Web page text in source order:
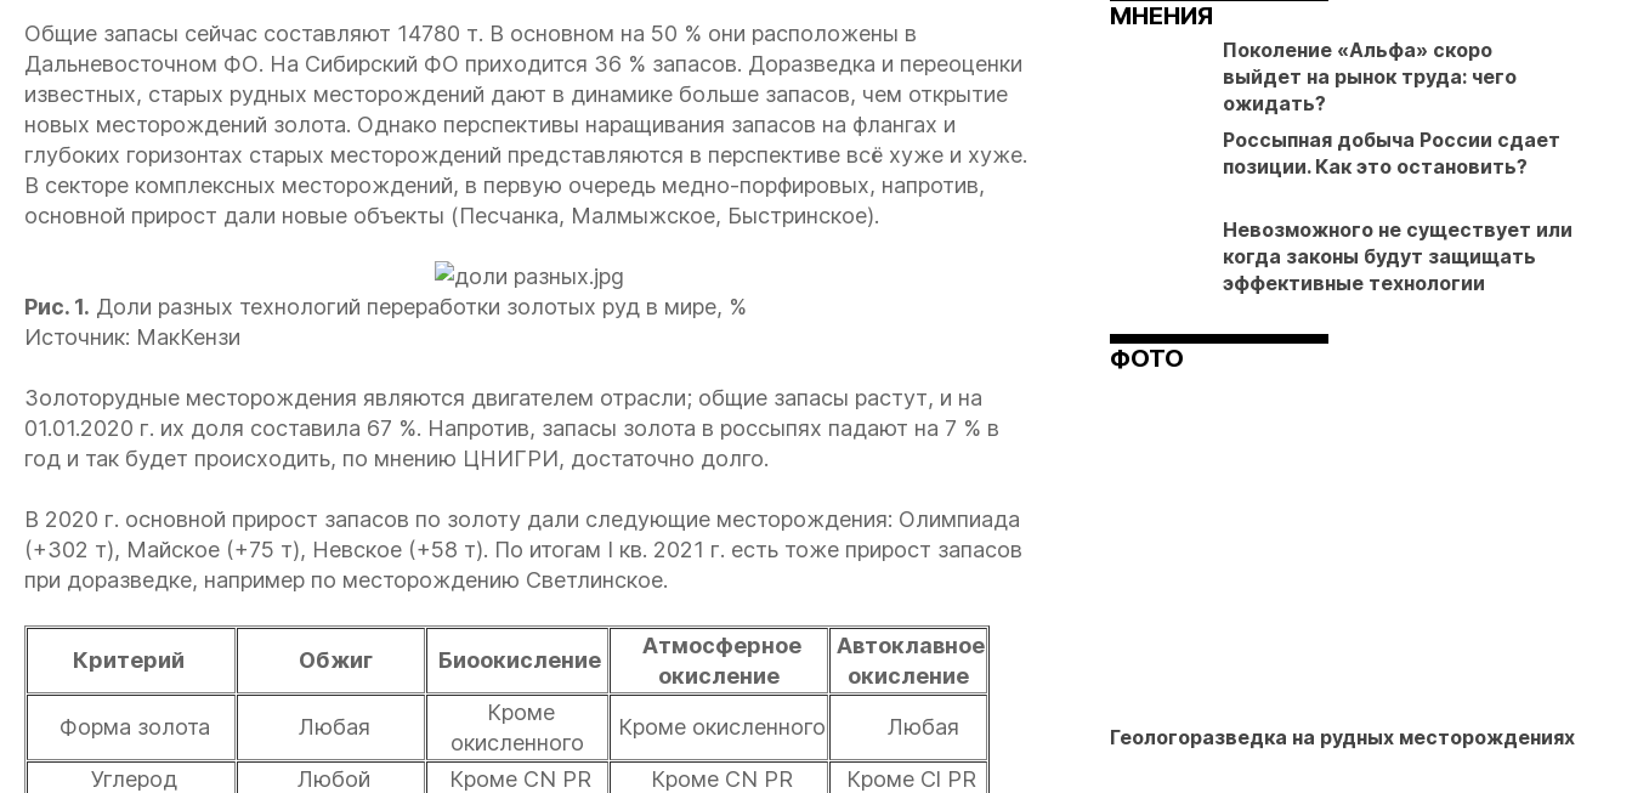
Общие запасы сейчас составляют 14780 т. В основном на 50 % они расположены в
Дальневосточном ФО. На Сибирский ФО приходится 36 % запасов. Доразведка и переоценки
известных, старых рудных месторождений дают в динамике больше запасов, чем открытие
новых месторождений золота. Однако перспективы наращивания запасов на флангах и
глубоких горизонтах старых месторождений представляются в перспективе всё хуже и хуже.
В секторе комплексных месторождений, в первую очередь медно-порфировых, напротив,
основной прирост дали новые объекты (Песчанка, Малмыжское, Быстринское).
Рис. 1. Доли разных технологий переработки золотых руд в мире, %
Источник: МакКензи
Золоторудные месторождения являются двигателем отрасли; общие запасы растут, и на
01.01.2020 г. их доля составила 67 %. Напротив, запасы золота в россыпях падают на 7 % в
год и так будет происходить, по мнению ЦНИГРИ, достаточно долго.
В 2020 г. основной прирост запасов по золоту дали следующие месторождения: Олимпиада
(+302 т), Майское (+75 т), Невское (+58 т). По итогам I кв. 2021 г. есть тоже прирост запасов
при доразведке, например по месторождению Светлинское.
Критерий Обжиг Биоокисление
Атмосферное
окисление
Автоклавное
окисление
Форма золота
Любая
Кроме
окисленного
Кроме окисленного Любая
Углерод Любой Кроме CN PR Кроме CN PR
Кроме Cl PR
МНЕНИЯ
Поколение «Альфа» скоро
выйдет на рынок труда: чего
ожидать?
Россыпная добыча России сдает
позиции. Как это остановить?
Невозможного не существует или
когда законы будут защищать
эффективные технологии
ФОТО
Геологоразведка на рудных месторождениях